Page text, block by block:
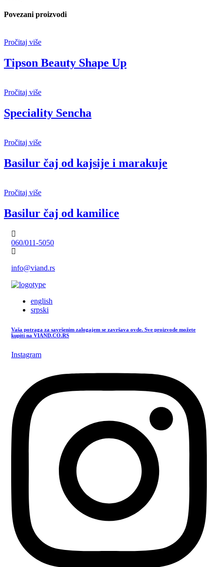
Povezani proizvodi
Pročitaj više
Tipson Beauty Shape Up
Pročitaj više
Speciality Sencha
Pročitaj više
Basilur čaj od kajsije i marakuje
Pročitaj više
Basilur čaj od kamilice
060/011-5050
info@viand.rs
english
srpski
Vaša potraga za savršenim zalogajem se završava ovde. Sve proizvode možete
kupiti na VIAND.CO.RS
Instagram